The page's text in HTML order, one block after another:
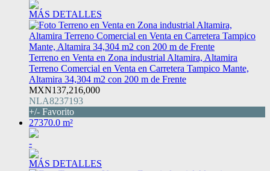
MÁS DETALLES
Terreno en Venta en Zona industrial Altamira, Altamira
Terreno Comercial en Venta en Carretera Tampico Mante,
Altamira 34,304 m2 con 200 m de Frente
MXN137,216,000
NLA8237193
+/- Favorito
27370.0 m²
-
MÁS DETALLES